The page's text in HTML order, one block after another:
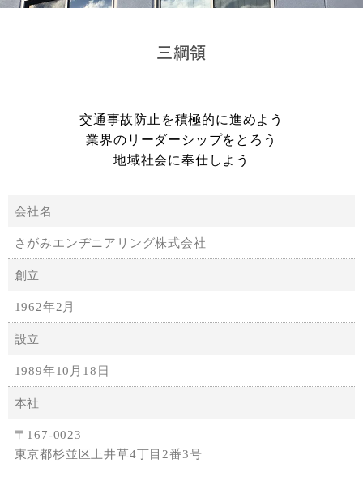
三綱領
交通事故防止を積極的に進めよう
業界のリーダーシップをとろう
地域社会に奉仕しよう
会社名
さがみエンヂニアリング株式会社
創立
1962年2月
設立
1989年10月18日
本社
〒167-0023
東京都杉並区上井草4丁目2番3号